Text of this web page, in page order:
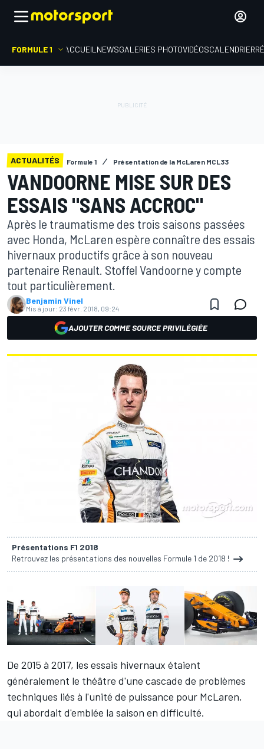
FORMULE 1 ACCUEIL NEWSGALERIES PHOTOVIDÉOSCALENDRIER
ACTUALITÉS Formule 1 Présentation de la McLaren MCL33
VANDOORNE MISE SUR DES
ESSAIS "SANS ACCROC"
Après le traumatisme des trois saisons passées
avec Honda, McLaren espère connaître des essais
hivernaux productifs grâce à son nouveau
partenaire Renault. Stoffel Vandoorne y compte
tout particulièrement.
Benjamin Vinel
Mis à jour: 23 févr. 2018, 09:24
AJOUTER COMME SOURCE PRIVILÉGIÉE
Présentations F1 2018
Retrouvez les présentations des nouvelles Formule 1 de 2018 !
De 2015 à 2017, les essais hivernaux étaient
généralement le théâtre d'une cascade de problèmes
techniques liés à l'unité de puissance pour McLaren,
qui abordait d'emblée la saison en difficulté.